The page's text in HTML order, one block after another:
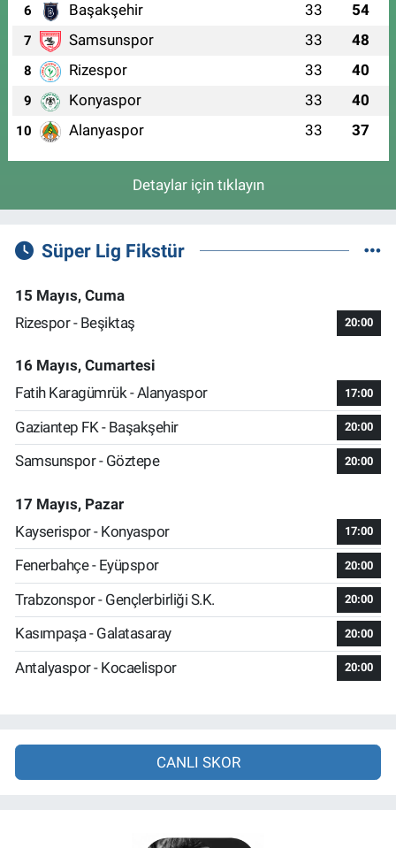
6 Başakşehir 33 54
7 Samsunspor 33 48
8 Rizespor 33 40
9 Konyaspor 33 40
10 Alanyaspor 33 37
Detaylar için tıklayın
Süper Lig Fikstür
15 Mayıs, Cuma
Rizespor - Beşiktaş
20:00
16 Mayıs, Cumartesi
Fatih Karagümrük - Alanyaspor
17:00
Gaziantep FK - Başakşehir 20:00
Samsunspor - Göztepe 20:00
17 Mayıs, Pazar
Kayserispor - Konyaspor
17:00
Fenerbahçe - Eyüpspor 20:00
Trabzonspor - Gençlerbirliği S.K. 20:00
Kasımpaşa - Galatasaray 20:00
Antalyaspor - Kocaelispor 20:00
CANLI SKOR